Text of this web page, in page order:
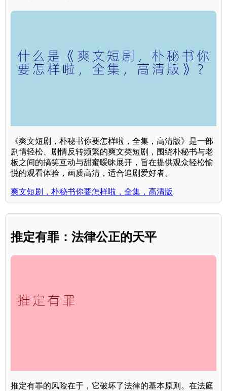
《爽文短剧，朴秘书你要怎样啦，全集，高清版》是一部
剧情轻松、剧情反转频繁的爽文类短剧，围绕朴秘书与老
板之间的搞笑互动与甜蜜暧昧展开，旨在提供观众轻松愉
悦的观看体验，画质高清，适合追剧爱好者。
爽文短剧，朴秘书你要怎样啦，全集，高清版
推定有罪：法律公正的天平
推定有罪的风险在于，它破坏了法律的基本原则。在法庭